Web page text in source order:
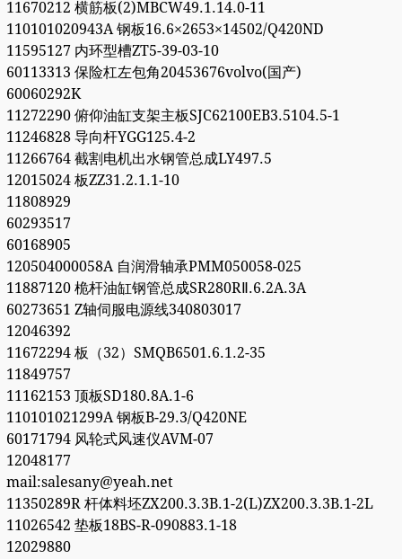
11670212 横筋板(2)MBCW49.1.14.0-11
110101020943A 钢板16.6×2653×14502/Q420ND
11595127 内环型槽ZT5-39-03-10
60113313 保险杠左包角20453676volvo(国产)
60060292K
11272290 俯仰油缸支架主板SJC62100EB3.5104.5-1
11246828 导向杆YGG125.4-2
11266764 截割电机出水钢管总成LY497.5
12015024 板ZZ31.2.1.1-10
11808929
60293517
60168905
120504000058A 自润滑轴承PMM050058-025
11887120 桅杆油缸钢管总成SR280RⅡ.6.2A.3A
60273651 Z轴伺服电源线340803017
12046392
11672294 板（32）SMQB6501.6.1.2-35
11849757
11162153 顶板SD180.8A.1-6
110101021299A 钢板B-29.3/Q420NE
60171794 风轮式风速仪AVM-07
12048177
mail:salesany@yeah.net
11350289R 杆体料坯ZX200.3.3B.1-2(L)ZX200.3.3B.1-2L
11026542 垫板18BS-R-090883.1-18
12029880